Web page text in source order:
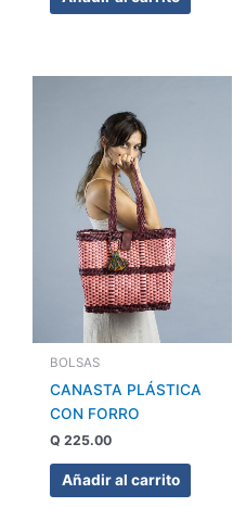
BOLSAS
CANASTA PLÁSTICA
CON FORRO
Q 225.00
Añadir al carrito